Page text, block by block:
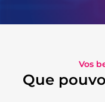
Vos
Que